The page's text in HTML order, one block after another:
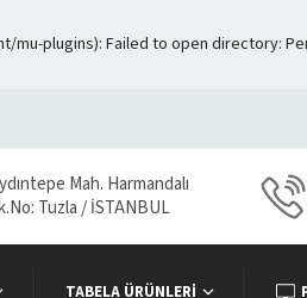
plugins): Failed to open directory:
Mah. Harmandalı
Tuzla / İSTANBUL
TABELA ÜRÜNLERİ